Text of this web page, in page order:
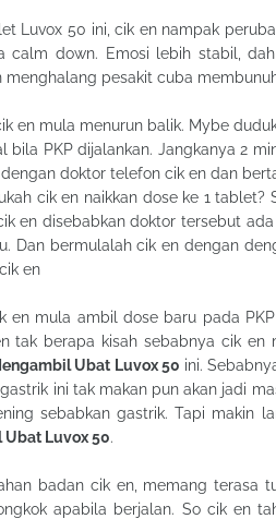
Luvox 50 ini, cik en nampak
calm down. Emosi lebih stabil,
menghalang pesakit cuba
en mula menurun balik. Mybe
bila PKP dijalankan. Jangkanya 2
doktor telefon cik en dan
cik en naikkan dose ke 1
en disebabkan doktor tersebut
Dan bermulalah cik en dengan
en
en mula ambil dose baru pada
tak berapa kisah sebabnya cik en
Ubat Luvox 50 ini.
ini tak makan pun akan jadi
sebabkan gastrik. Tapi makin
Ubat Luvox 50.
badan cik en, memang terasa
apabila berjalan. So cik en